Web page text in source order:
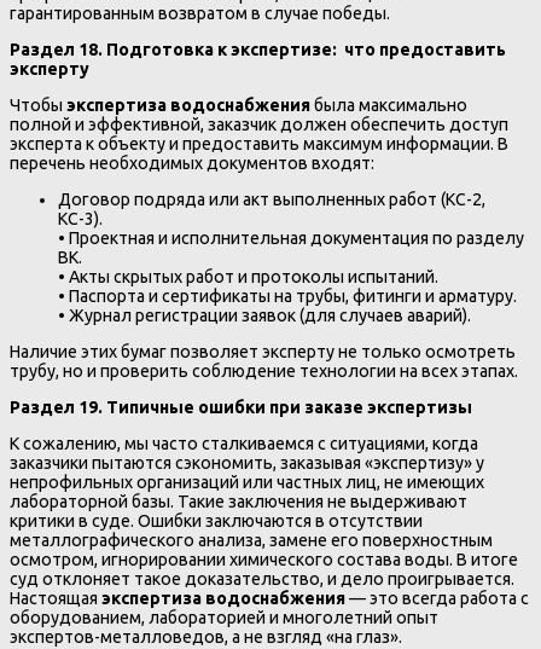
гарантированным возвратом в случае победы.
Раздел 18. Подготовка к экспертизе: что предоставить
эксперту
Чтобы экспертиза водоснабжениябыла максимально
полной и эффективной, заказчик должен обеспечить доступ
эксперта к объекту и предоставить максимум информации. В
перечень необходимых документов входят:
Договор подряда или акт выполненных работ (КС-2,
КС-3).
• Проектная и исполнительная документация по разделу
ВК.
• Акты скрытых работ и протоколы испытаний.
• Паспорта и сертификаты на трубы, фитинги и арматуру.
• Журнал регистрации заявок (для случаев аварий).
Наличие этих бумаг позволяет эксперту не только осмотреть
трубу, но и проверить соблюдение технологии на всех этапах.
Раздел 19. Типичные ошибки при заказе экспертизы
К сожалению, мы часто сталкиваемся с ситуациями, когда
заказчики пытаются сэкономить, заказывая «экспертизу» у
непрофильных организаций или частных лиц, не имеющих
лабораторной базы. Такие заключения не выдерживают
критики в суде. Ошибки заключаются в отсутствии
металлографического анализа, замене его поверхностным
осмотром, игнорировании химического состава воды. В итоге
суд отклоняет такое доказательство, и дело проигрывается.
Настоящая экспертиза водоснабжения— это всегда работа с
оборудованием, лабораторией и многолетний опыт
экспертов-металловедов, а не взгляд «на глаз».